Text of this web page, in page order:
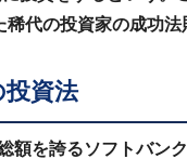
稀代の投資家の成功
資法
額を誇るソフトバン